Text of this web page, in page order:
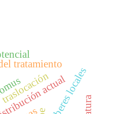
tratamiento
actual
saberes locales
traslocación